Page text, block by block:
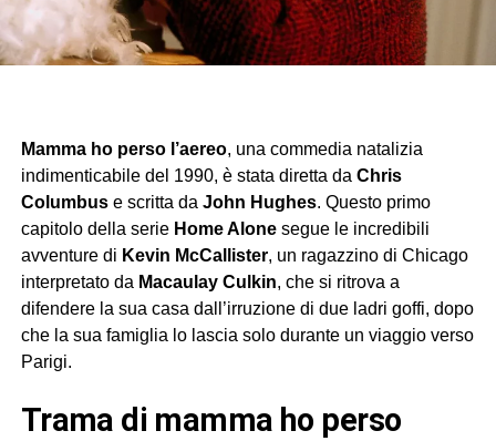
Mamma ho perso l’aereo, una commedia natalizia
indimenticabile del 1990, è stata diretta da Chris
Columbuse scritta da John Hughes. Questo primo
capitolo della serie Home Alonesegue le incredibili
avventure di Kevin McCallister, un ragazzino di Chicago
interpretato da Macaulay Culkin, che si ritrova a
difendere la sua casa dall’irruzione di due ladri goffi, dopo
che la sua famiglia lo lascia solo durante un viaggio verso
Parigi.
trama di mamma ho perso